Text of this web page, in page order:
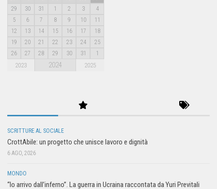
29
30 31 1 2 3
4
5
6 7 8 9 10
11
12
13 14 15 16 17
18
19
20 21 22 23 24
25
26
27 28 29 30 31 1
2023 2024 2025
SCRITTURE AL SOCIALE
CrottAbile: un progetto che unisce lavoro e dignità
6 AGO, 2026
MONDO
“Io arrivo dall’inferno”. La guerra in Ucraina raccontata da Yuri Previtali